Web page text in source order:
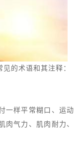
的术语和其注释：
一样平常糊口、运动
肉气力、肌肉耐力、